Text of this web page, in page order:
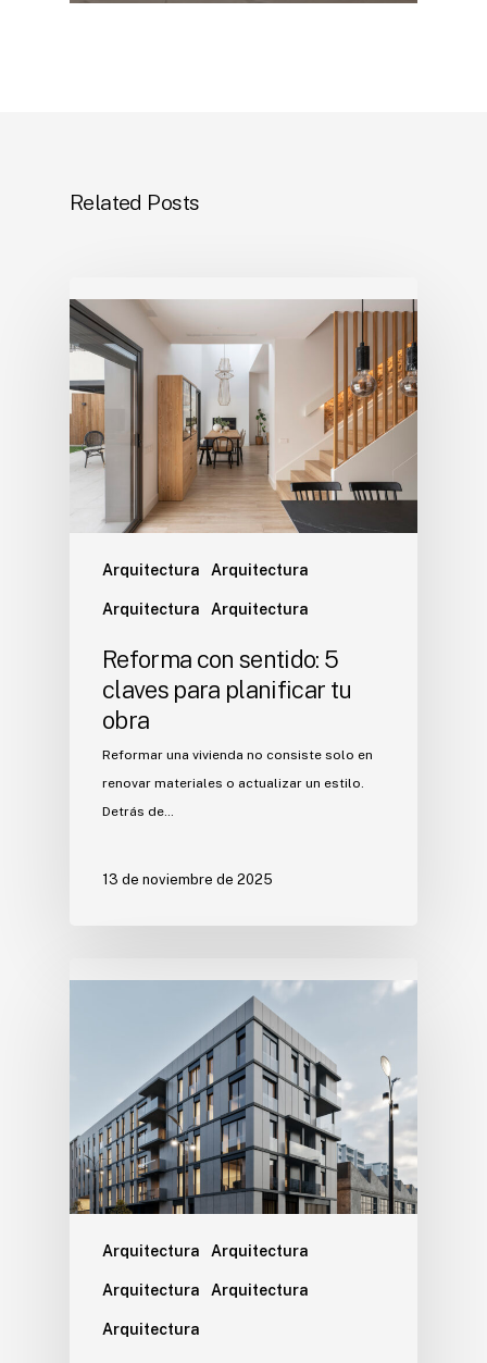
Related Posts
Arquitectura Arquitectura
Arquitectura Arquitectura
Reforma con sentido: 5
claves para planificar tu
obra
Reformar una vivienda no consiste solo en
renovar materiales o actualizar un estilo.
Detrás de…
13 de noviembre de 2025
Arquitectura Arquitectura
Arquitectura Arquitectura
Arquitectura